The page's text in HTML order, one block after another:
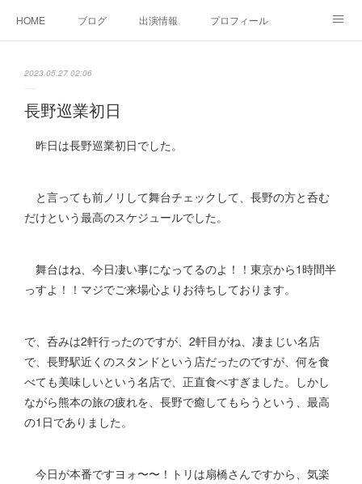
HOME ブログ 出演情報 プロフィール
2023.05.27 02:06
長野巡業初日
昨日は長野巡業初日でした。
と言っても前ノリして舞台チェックして、長野の方と呑む
だけという最高のスケジュールでした。
舞台はね、今日凄い事になってるのよ！！東京から1時間半
っすよ！！マジでご来場心よりお待ちしております。
で、呑みは2軒行ったのですが、2軒目がね、凄まじい名店
で、長野駅近くのスタンドという店だったのですが、何を食
べても美味しいという名店で、正直食べすぎました。しかし
ながら熊本の旅の疲れを、長野で癒してもらうという、最高
の1日でありました。
今日が本番ですヨォ〜〜！トリは扇橋さんですから、気楽